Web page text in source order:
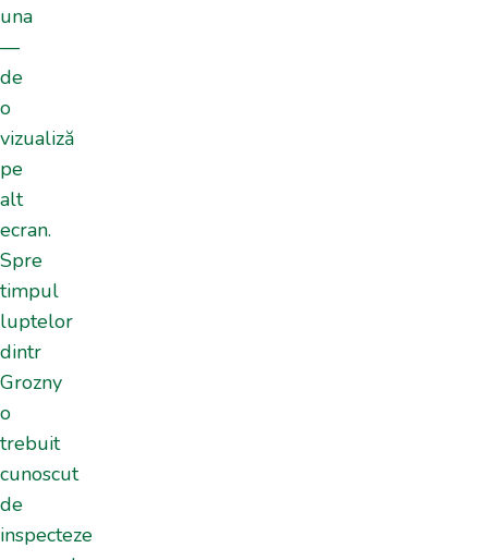
una
—
de
o
vizualiză
pe
alt
ecran.
Spre
timpul
luptelor
dintr
Grozny
o
trebuit
cunoscut
de
inspecteze